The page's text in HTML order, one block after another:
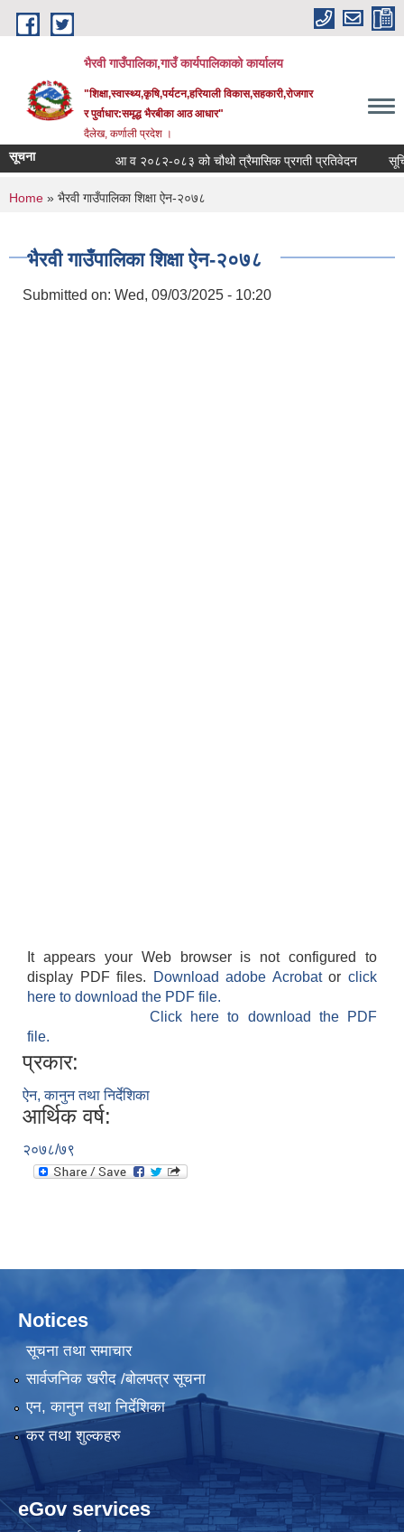
Skip to main content
भैरवी गाउँपालिका,गाउँ कार्यपालिकाको कार्यालय
"शिक्षा,स्वास्थ्य,कृषि,पर्यटन,हरियाली विकास,सहकारी,रोजगार
र पुर्वाधार:समृद्ध भैरबीका आठ आधार"
दैलेख, कर्णाली प्रदेश ।
सूचना आ व २०८२-०८३ को चौथो त्रैमासिक प्रगती प्रतिवेदन सूचि
You are here
Home » भैरवी गाउँपालिका शिक्षा ऐन-२०७८
भैरवी गाउँपालिका शिक्षा ऐन-२०७८
Submitted on: Wed, 09/03/2025 - 10:20
It appears your Web browser is not configured to
display PDF files.
Download adobe Acrobatorclick
here to download the PDF file.
Click here to download the PDF
file.
प्रकार:
ऐन, कानुन तथा निर्देशिका
आर्थिक वर्ष:
२०७८/७९
Notices
सूचना तथा समाचार
सार्वजनिक खरीद /बोलपत्र सूचना
एन, कानुन तथा निर्देशिका
कर तथा शुल्कहरु
eGov services